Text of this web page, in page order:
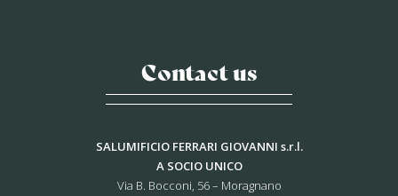
Contact us
SALUMIFICIO FERRARI GIOVANNI s.r.l.
A SOCIO UNICO
Via B. Bocconi, 56 – Moragnano